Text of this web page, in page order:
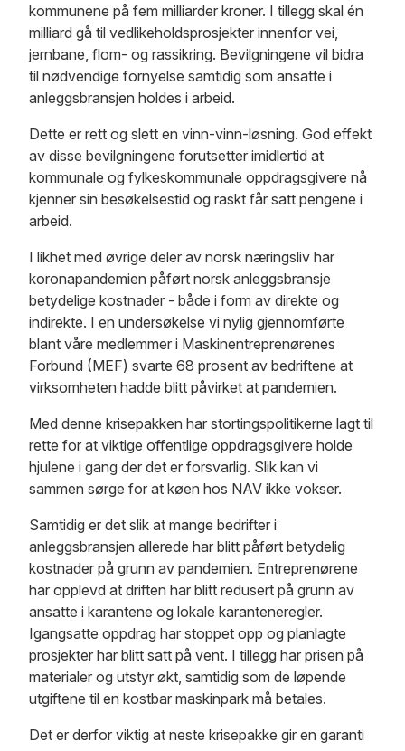
kommunene på fem milliarder kroner. I tillegg skal én
milliard gå til vedlikeholdsprosjekter innenfor vei,
jernbane, flom- og rassikring. Bevilgningene vil bidra
til nødvendige fornyelse samtidig som ansatte i
anleggsbransjen holdes i arbeid.
Dette er rett og slett en vinn-vinn-løsning. God effekt
av disse bevilgningene forutsetter imidlertid at
kommunale og fylkeskommunale oppdragsgivere nå
kjenner sin besøkelsestid og raskt får satt pengene i
arbeid.
I likhet med øvrige deler av norsk næringsliv har
koronapandemien påført norsk anleggsbransje
betydelige kostnader - både i form av direkte og
indirekte. I en undersøkelse vi nylig gjennomførte
blant våre medlemmer i Maskinentreprenørenes
Forbund (MEF) svarte 68 prosent av bedriftene at
virksomheten hadde blitt påvirket at pandemien.
Med denne krisepakken har stortingspolitikerne lagt til
rette for at viktige offentlige oppdragsgivere holde
hjulene i gang der det er forsvarlig. Slik kan vi
sammen sørge for at køen hos NAV ikke vokser.
Samtidig er det slik at mange bedrifter i
anleggsbransjen allerede har blitt påført betydelig
kostnader på grunn av pandemien. Entreprenørene
har opplevd at driften har blitt redusert på grunn av
ansatte i karantene og lokale karanteneregler.
Igangsatte oppdrag har stoppet opp og planlagte
prosjekter har blitt satt på vent. I tillegg har prisen på
materialer og utstyr økt, samtidig som de løpende
utgiftene til en kostbar maskinpark må betales.
Det er derfor viktig at neste krisepakke gir en garanti